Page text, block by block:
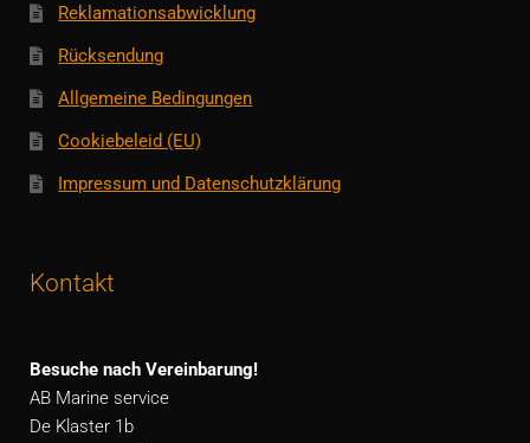
Reklamationsabwicklung
Rücksendung
Allgemeine Bedingungen
Cookiebeleid (EU)
Impressum und Datenschutzklärung
Kontakt
Besuche nach Vereinbarung!
AB Marine service
De Klaster 1b